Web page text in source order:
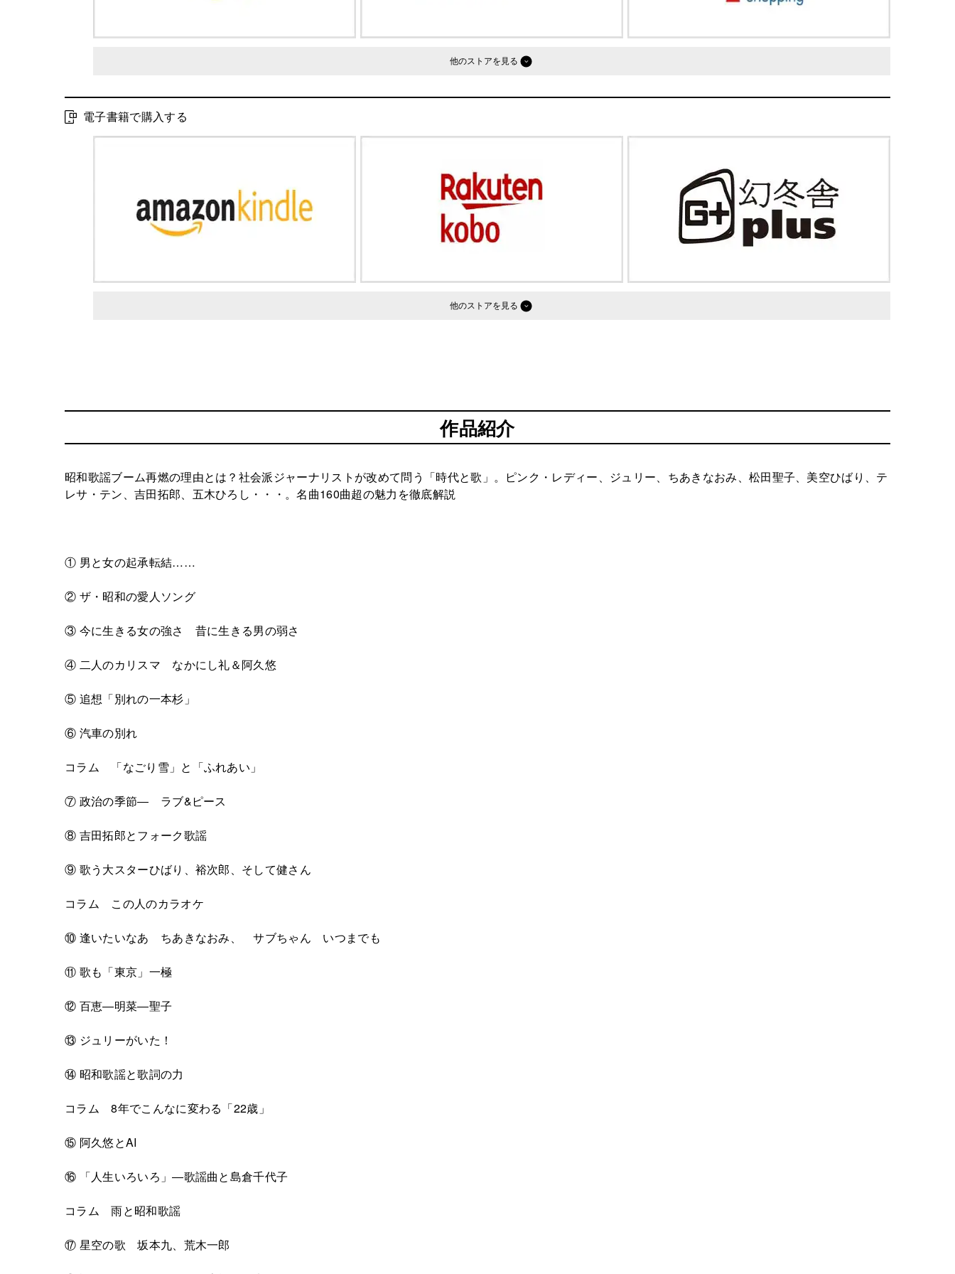
他のストア
電子書籍で購入する
他のストア
作品紹介
昭和歌謡ブーム再燃の理由とは？社会派ジャーナリストが改めて問う「時代と歌」。ピンク・レディー、ジュリー、ちあきなおみ、松田聖子、美空ひばり、テ
レサ・テン、吉田拓郎、五木ひろし・・・。名曲160曲超の魅力を徹底解説
① 男と女の起承転結……
② ザ・昭和の愛人ソング
③ 今に生きる女の強さ 昔に生きる男の弱さ
④ 二人のカリスマ なかにし礼＆阿久悠
⑤ 追想「別れの一本杉」
⑥ 汽車の別れ
コラム 「なごり雪」と「ふれあい」
⑦ 政治の季節― ラブ&ピース
⑧ 吉田拓郎とフォーク歌謡
⑨ 歌う大スターひばり、裕次郎、そして健さん
コラム この人のカラオケ
⑩ 逢いたいなあ ちあきなおみ、 サブちゃん いつまでも
⑪ 歌も「東京」一極
⑫ 百恵―明菜―聖子
⑬ ジュリーがいた！
⑭ 昭和歌謡と歌詞の力
コラム 8年でこんなに変わる「22歳」
⑮ 阿久悠とAI
⑯ 「人生いろいろ」―歌謡曲と島倉千代子
コラム 雨と昭和歌謡
⑰ 星空の歌 坂本九、荒木一郎